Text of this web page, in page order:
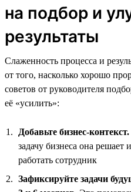
на подбор и
результаты
Слаженность процесса и
от того, насколько хорошо
советов от руководителя
её «усилить»:
Добавьте бизнес-контекст.
задачу бизнеса она решает
работать сотрудник
Зафиксируйте задачи